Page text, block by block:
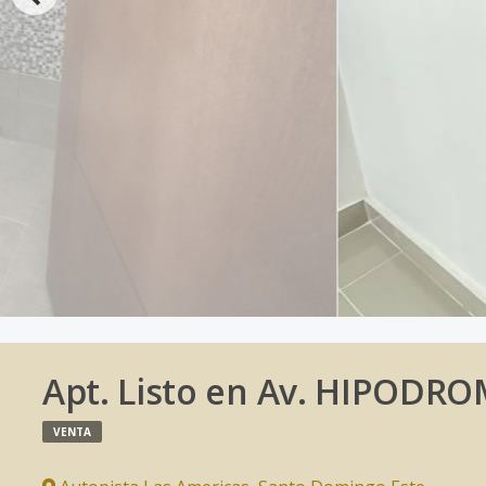
Apt. Listo en Av.
VENTA